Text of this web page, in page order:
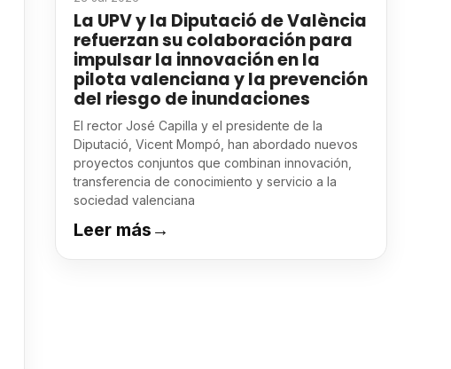
La UPV y la Diputació de València
refuerzan su colaboración para
impulsar la innovación en la
pilota valenciana y la prevención
del riesgo de inundaciones
El rector José Capilla y el presidente de la
Diputació, Vicent Mompó, han abordado nuevos
proyectos conjuntos que combinan innovación,
transferencia de conocimiento y servicio a la
sociedad valenciana
Leer más →